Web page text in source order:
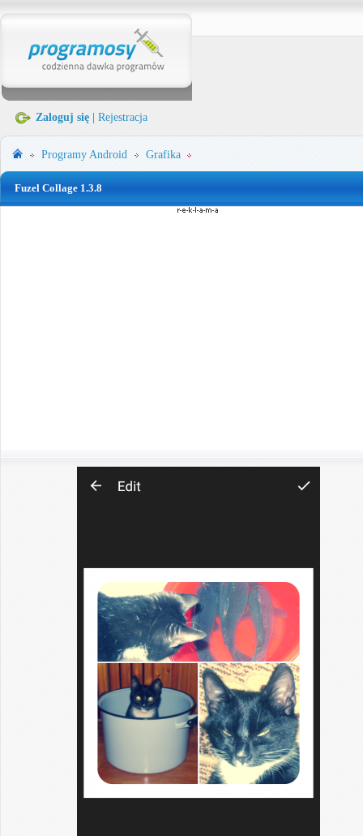
Zaloguj się Rejestracja
ProgramyAndroid Grafika
Fuzel Collage 1.3.8